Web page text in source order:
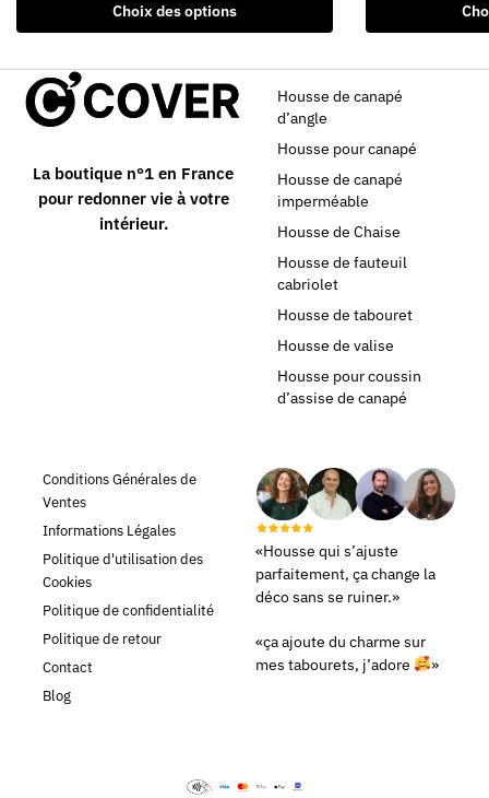
Choix des options
La boutique n°1 en France
pour redonner vie à votre
intérieur.
Housse de canapé
d’angle
Housse pour canapé
Housse de canapé
imperméable
Housse de Chaise
Housse de fauteuil
cabriolet
Housse de tabouret
Housse de valise
Housse pour coussin
d’assise de canapé
Conditions Générales de
Ventes
Informations Légales
Politique d'utilisation des
Cookies
Politique de confidentialité
Politique de retour
Contact
Blog
«Housse qui s’ajuste
parfaitement, ça change la
déco sans se ruiner.»
«ça ajoute du charme sur
mes tabourets, j’adore
»